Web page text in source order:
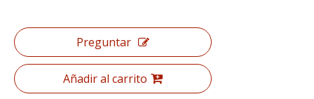
Preguntar
Añadir al carrito